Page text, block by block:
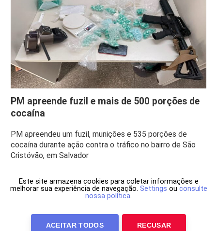
PM apreende fuzil e mais de 500 porções de
cocaína
PM apreendeu um fuzil, munições e 535 porções de
cocaína durante ação contra o tráfico no bairro de São
Cristóvão, em Salvador
Este site armazena cookies para coletar informações e
melhorar sua experiência de navegação. Settings ou consulte
nossa política.
ACEITAR TODOS RECUSAR